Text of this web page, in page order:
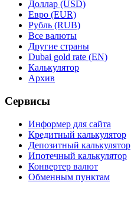
Доллар (USD)
Евро (EUR)
Рубль (RUB)
Все валюты
Другие страны
Dubai gold rate (EN)
Калькулятор
Архив
Сервисы
Информер для сайта
Кредитный калькулятор
Депозитный калькулятор
Ипотечный калькулятор
Конвертер валют
Обменным пунктам